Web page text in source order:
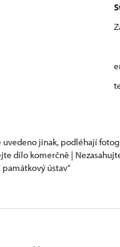
uvedeno jinak, podléhají
dílo komerčně |
památkový ústav“